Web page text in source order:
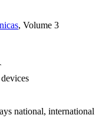
, Volume 3
national, international